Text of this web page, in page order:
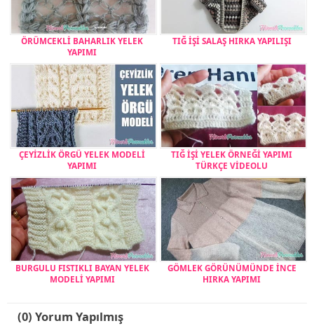
ÖRÜMCEKLİ BAHARLIK YELEK
YAPIMI
TIĞ İŞİ SALAŞ HIRKA YAPILIŞI
ÇEYİZLİK ÖRGÜ YELEK MODELİ
YAPIMI
TIĞ İŞİ YELEK ÖRNEĞİ YAPIMI
TÜRKÇE VİDEOLU
BURGULU FISTIKLI BAYAN YELEK
MODELİ YAPIMI
GÖMLEK GÖRÜNÜMÜNDE İNCE
HIRKA YAPIMI
(0) Yorum Yapılmış